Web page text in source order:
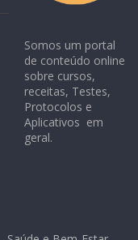
Somos um portal
de conteúdo online
sobre cursos,
receitas, Testes,
Protocolos e
Aplicativos em
geral.